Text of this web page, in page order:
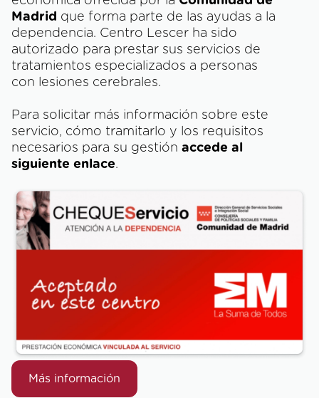
Madrid que forma parte de las ayudas a la
dependencia. Centro Lescer ha sido
autorizado para prestar sus servicios de
tratamientos especializados a personas
con lesiones cerebrales.
Para solicitar más información sobre este
servicio, cómo tramitarlo y los requisitos
necesarios para su gestión accede al
siguiente enlace.
Más información